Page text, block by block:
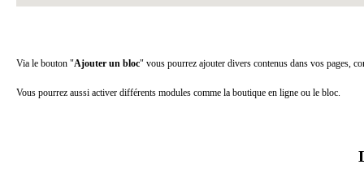
Via le bouton "Ajouter un bloc" vous pourrez ajouter divers contenus dans vos pages,
Vous pourrez aussi activer différents modules comme la boutique en ligne ou le bloc.